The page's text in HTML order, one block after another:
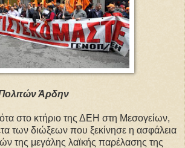
Άρδην
στο κτήριο της ΔΕΗ στη Μεσογείων,
των διώξεων που ξεκίνησε η ασφάλεια
της μεγάλης λαϊκής παρέλασης της